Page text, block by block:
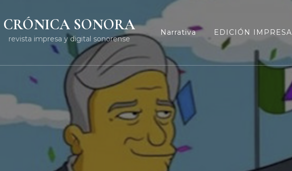
CRÓNICA SONORA
revista impresa y digital sonorense
Narrativa EDICIÓN IMPRESA